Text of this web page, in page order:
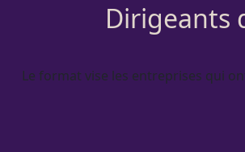
Dirigeants
Le format vise les entreprises qui